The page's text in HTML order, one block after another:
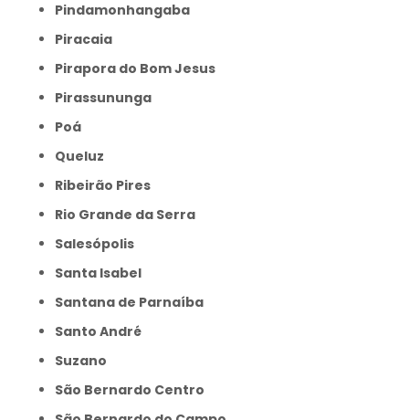
Pindamonhangaba
Piracaia
Pirapora do Bom Jesus
Pirassununga
Poá
Queluz
Ribeirão Pires
Rio Grande da Serra
Salesópolis
Santa Isabel
Santana de Parnaíba
Santo André
Suzano
São Bernardo Centro